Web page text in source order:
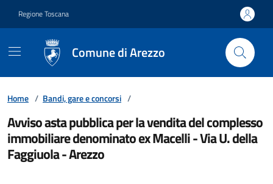
Regione Toscana
Comune di Arezzo
Home / Bandi, gare e concorsi /
Avviso asta pubblica per la vendita del complesso
immobiliare denominato ex Macelli - Via U. della
Faggiuola - Arezzo